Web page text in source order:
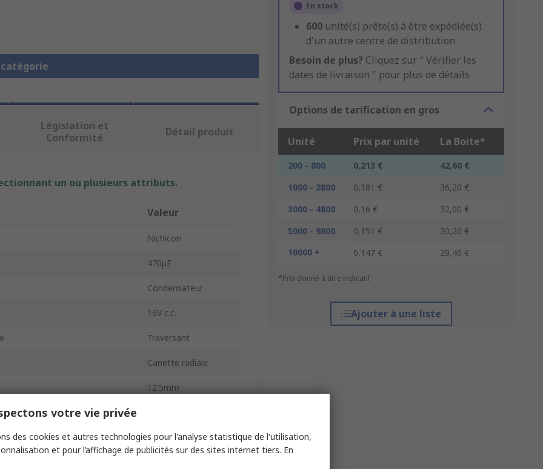
En stock
600 unité(s) prête(s) à être expédiée(s)
d'un autre centre de distribution
Besoin de plus? Cliquez sur " Vérifier les
dates de livraison " pour plus de détails
Options de tarification en gros
Unité Prix par unité La Boite*
200 - 800 0,213 €
42,60 €
1000 - 2800
0,181 €
36,20 €
3000 - 4800
0,16 €
32,00 €
5000 - 9800
0,151 €
30,20 €
10000 +
0,147 € 29,40 €
*Prix donné à titre indicatif
Ajouter à une liste
Législation et
Conformité
Détail produit
un ou plusieurs attributs.
Valeur
Nichicon
470μF
Condensateur
16V c.c.
Traversant
Canette radiale
12.5mm
12.5mm
de fonctionnement
votre vie privée
des cookies et autres technologies pour l'analyse statistique de l'utilisation,
et pour l’affichage de publicités sur des sites internet tiers. En